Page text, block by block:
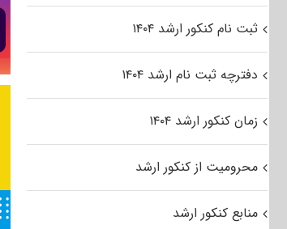
ثبت نام کنکور ارشد ۱۴۰۴
دفترچه ثبت نام ارشد ۱۴۰۴
زمان کنکور ارشد ۱۴۰۴
محرومیت از کنکور ارشد
منابع کنکور ارشد